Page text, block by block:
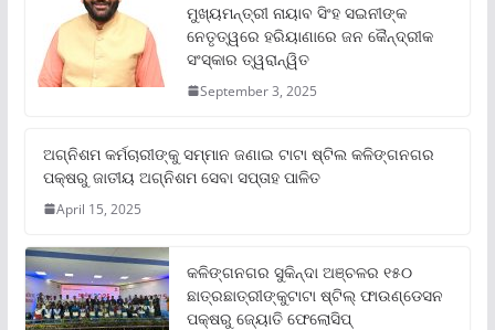
ମୁଖ୍ୟମନ୍ତ୍ରୀ ନାୟାବ ସିଂହ ସଇନୀଙ୍କ
ନେତୃତ୍ୱରେ ହରିୟାଣାରେ ଜନ କୈନ୍ଦ୍ରୀକ
ସଂସ୍କାର ତ୍ୱରାନ୍ୱିତ
September 3, 2025
ଅଗ୍ନିଶମ କର୍ମଚାରୀଙ୍କୁ ସମ୍ମାନ ଜଣାଇ ଟାଟା ଷ୍ଟିଲ କଳିଙ୍ଗନଗର
ପକ୍ଷରୁ ଜାତୀୟ ଅଗ୍ନିଶମ ସେବା ସପ୍ତାହ ପାଳିତ
April 15, 2025
କଳିଙ୍ଗନଗର ସୁକିନ୍ଦା ଅଞ୍ଚଳର ୧୫୦
ଛାତ୍ରଛାତ୍ରୀଙ୍କୁଟାଟା ଷ୍ଟିଲ୍ ଫାଉଣ୍ଡେସନ
ପକ୍ଷରୁ ଜ୍ୟୋତି ଫେଲୋସିପ୍‌